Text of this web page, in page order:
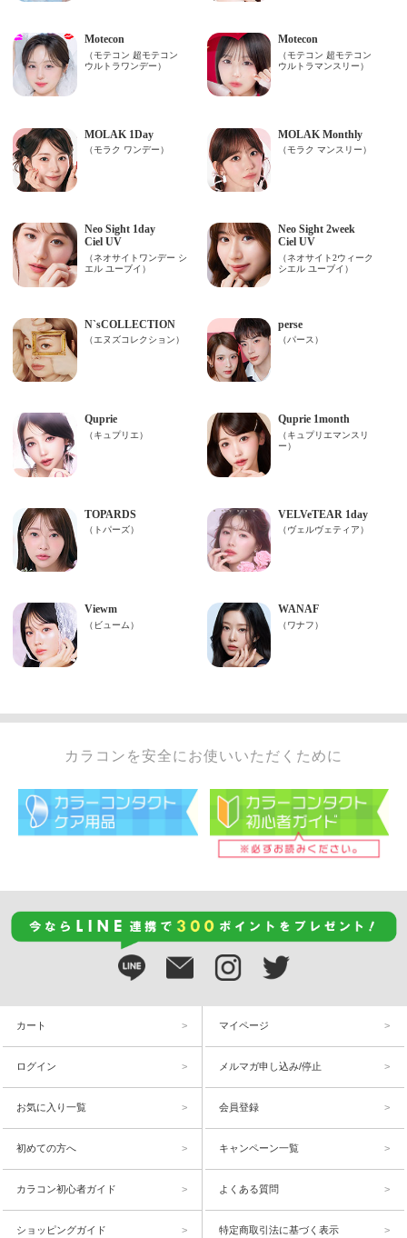
カラコンを安全にお使いいただくために
カート マイページ
ログイン メルマガ申し込み/停止
お気に入り一覧 会員登録
初めての方へ キャンペーン一覧
カラコン初心者ガイド よくある質問
ショッピングガイド 特定商取引法に基づく表示